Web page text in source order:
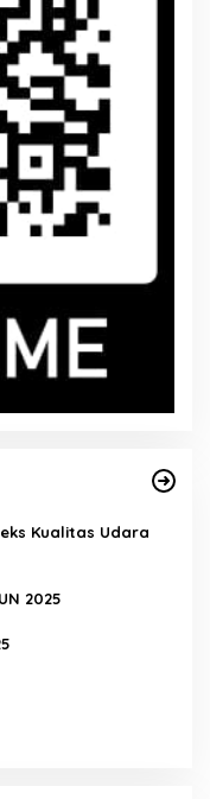
Kualitas Udara
2025